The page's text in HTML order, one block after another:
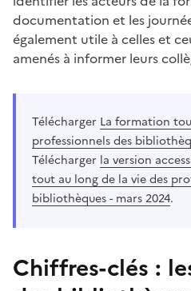
documentation et les
également utile à celles et
amenés à informer leurs
Télécharger La formation
professionnels des
Télécharger la version
tout au long de la vie des
bibliothèques - mars 2024.
Chiffres-clés :